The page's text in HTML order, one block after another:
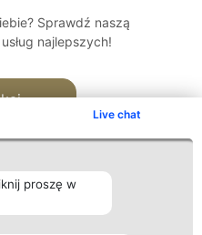
Live chat
proszę w
Sprawdź naszą
najlepszych!